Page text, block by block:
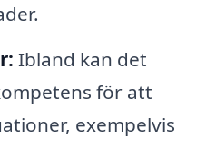
Ibland kan det
för att
exempelvis